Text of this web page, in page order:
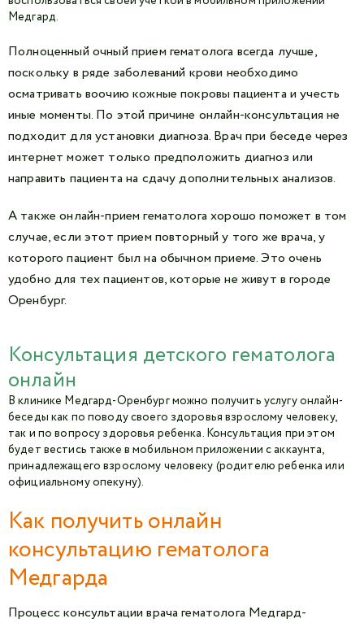
Медгард.
Полноценный очный прием гематолога всегда лучше,
поскольку в ряде заболеваний крови необходимо
осматривать воочию кожные покровы пациента и учесть
иные моменты. По этой причине онлайн-консультация не
подходит для установки диагноза. Врач при беседе через
интернет может только предположить диагноз или
направить пациента на сдачу дополнительных анализов.
А также онлайн-прием гематолога хорошо поможет в том
случае, если этот прием повторный у того же врача, у
которого пациент был на обычном приеме. Это очень
удобно для тех пациентов, которые не живут в городе
Оренбург.
Консультация детского гематолога
онлайн
В клинике Медгард-Оренбург можно получить услугу онлайн-
беседы как по поводу своего здоровья взрослому человеку,
так и по вопросу здоровья ребенка. Консультация при этом
будет вестись также в мобильном приложении с аккаунта,
принадлежащего взрослому человеку (родителю ребенка или
официальному опекуну).
Как получить онлайн
консультацию гематолога
Медгарда
Процесс консультации врача гематолога Медгард-